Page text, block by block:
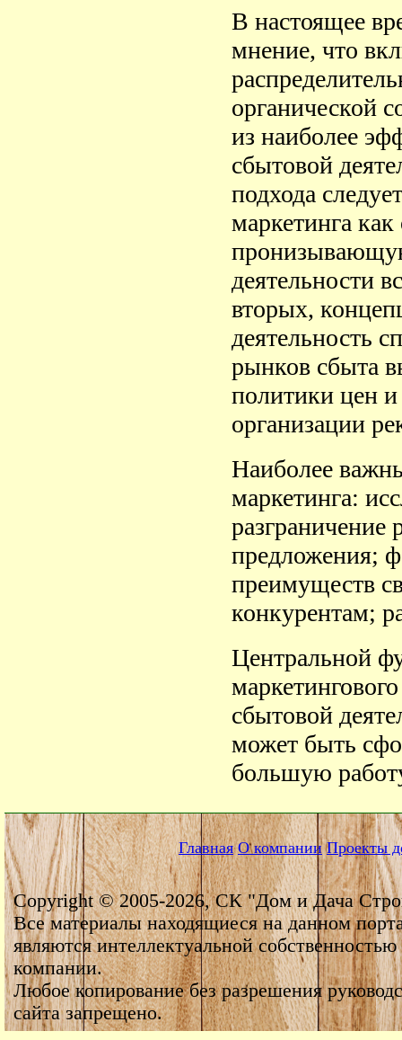
В настоящее
мнение, что
органической
из наиболее
сбытовой
подхода
маркетинга
деятельности
вторых,
деятельность
рынков сбыта
политики цен
организации
Наиболее
маркетинга:
предложения;
преимуществ
конкурентам;
Центральной
сбытовой
может быть
большую
Главная О компании Проекты
Copyright © 2005-2026, СК "Дом и Дача
Все материалы находящиеся на данном
являются интеллектуальной собственностью
компании.
Любое копирование без разрешения
сайта запрещено.